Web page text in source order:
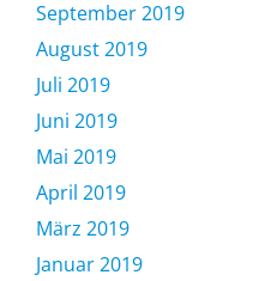
September 2019
August 2019
Juli 2019
Juni 2019
Mai 2019
April 2019
März 2019
Januar 2019